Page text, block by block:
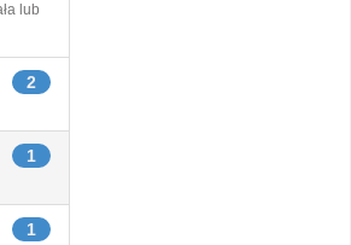
lub
2
1
1